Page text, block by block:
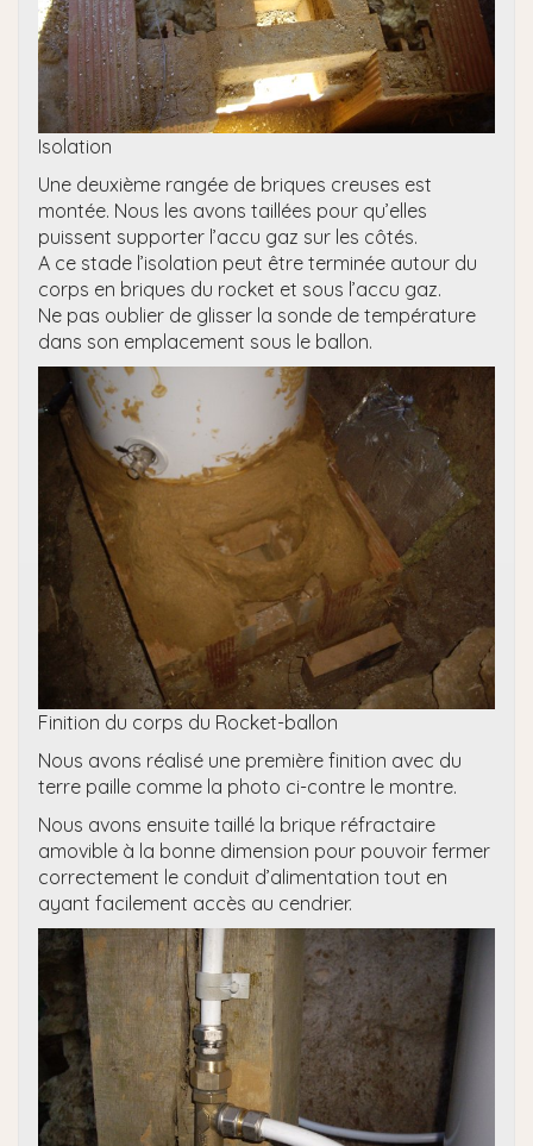
Isolation
Une deuxième rangée de briques creuses est
montée. Nous les avons taillées pour qu’elles
puissent supporter l’accu gaz sur les côtés.
A ce stade l’isolation peut être terminée autour du
corps en briques du rocket et sous l’accu gaz.
Ne pas oublier de glisser la sonde de température
dans son emplacement sous le ballon.
Finition du corps du Rocket-ballon
Nous avons réalisé une première finition avec du
terre paille comme la photo ci-contre le montre.
Nous avons ensuite taillé la brique réfractaire
amovible à la bonne dimension pour pouvoir fermer
correctement le conduit d’alimentation tout en
ayant facilement accès au cendrier.